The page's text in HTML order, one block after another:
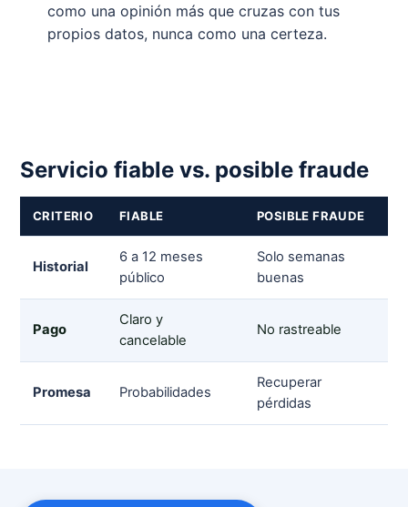
como una opinión más que cruzas con tus
propios datos, nunca como una certeza.
Servicio fiable vs. posible fraude
CRITERIO FIABLE POSIBLE FRAUDE
Historial
6 a 12 meses
público
Solo semanas
buenas
Pago
Claro y
cancelable
No rastreable
Promesa Probabilidades
Recuperar
pérdidas